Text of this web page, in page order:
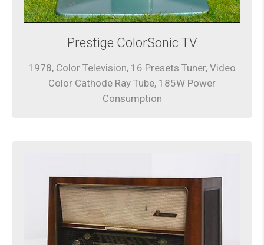
Prestige ColorSonic TV
1978, Color Television, 16 Presets Tuner, Video
Color Cathode Ray Tube, 185W Power
Consumption